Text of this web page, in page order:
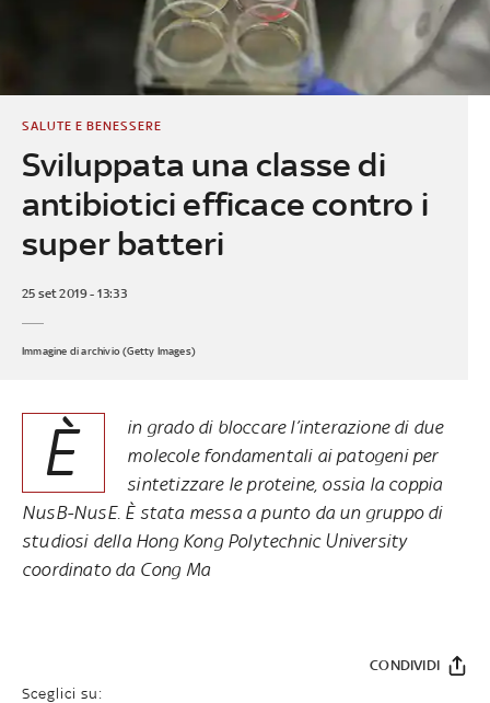
Sviluppata una classe di
antibiotici efficace contro i
super batteri
SALUTE E BENESSERE
25 set 2019 - 13:33
Immagine di archivio (Getty Images)
È
in grado di bloccare l’interazione di due
molecole fondamentali ai patogeni per
sintetizzare le proteine, ossia la coppia
NusB-NusE. È stata messa a punto da un gruppo di
studiosi della Hong Kong Polytechnic University
coordinato da Cong Ma
Sceglici su:
CONDIVIDI